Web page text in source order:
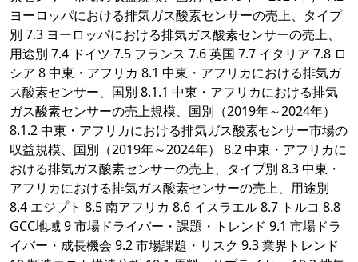
ヨーロッパにおける排気ガス酸素センサーの売上、タイプ
別 7.3 ヨーロッパにおける排気ガス酸素センサーの売上、
用途別 7.4 ドイツ 7.5 フランス 7.6 英国 7.7 イタリア 7.8 ロ
シア 8 中東・アフリカ 8.1 中東・アフリカにおける排気ガ
ス酸素センサー、国別 8.1.1 中東・アフリカにおける排気
ガス酸素センサーの売上規模、国別（2019年～2024年）
8.1.2 中東・アフリカにおける排気ガス酸素センサー市場の
収益規模、国別（2019年～2024年） 8.2 中東・アフリカに
おける排気ガス酸素センサーの売上、タイプ別 8.3 中東・
アフリカにおける排気ガス酸素センサーの売上、用途別
8.4 エジプト 8.5 南アフリカ 8.6 イスラエル 8.7 トルコ 8.8
GCC地域 9 市場ドライバー・課題・トレンド 9.1 市場ドラ
イバー・成長機会 9.2 市場課題・リスク 9.3 業界トレンド